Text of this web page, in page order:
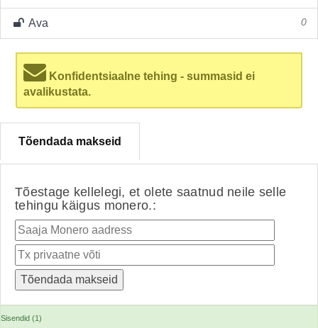
Ava 0
Konfidentsiaalne tehing - summasid ei
avalikustata.
Tõendada makseid
Tõestage kellelegi, et olete saatnud neile selle
tehingu käigus monero.:
Sisendid (1)